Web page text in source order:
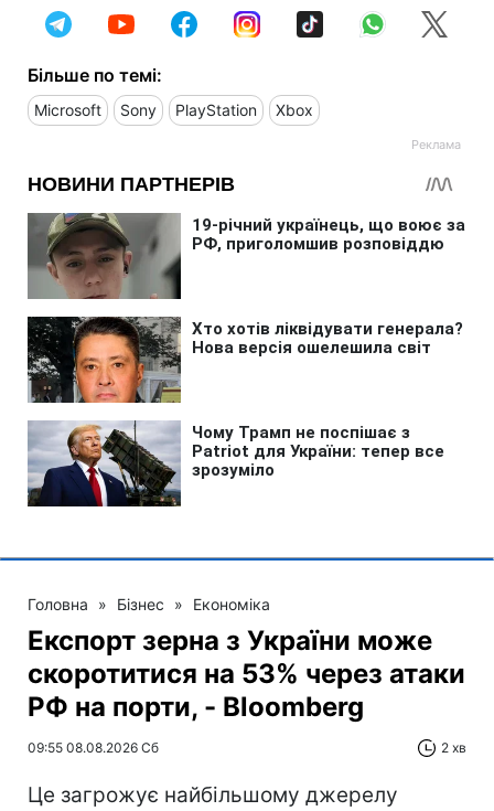
Більше по темі:
Microsoft Sony PlayStation Xbox
Головна » Бізнес » Економіка
Експорт зерна з України може
скоротитися на 53% через атаки
РФ на порти, - Bloomberg
09:55 08.08.2026 Сб 2 хв
Це загрожує найбільшому джерелу